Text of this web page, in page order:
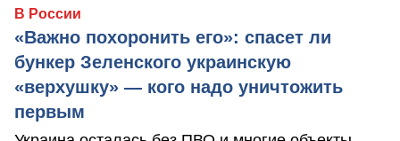
В России
«Важно похоронить его»: спасет ли
бункер Зеленского украинскую
«верхушку» — кого надо уничтожить
первым